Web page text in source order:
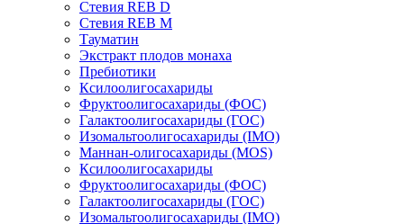
Стевия REB D
Стевия REB M
Тауматин
Экстракт плодов монаха
Пребиотики
Ксилоолигосахариды
Фруктоолигосахариды (ФОС)
Галактоолигосахариды (ГОС)
Изомальтоолигосахариды (IMO)
Маннан-олигосахариды (MOS)
Ксилоолигосахариды
Фруктоолигосахариды (ФОС)
Галактоолигосахариды (ГОС)
Изомальтоолигосахариды (IMO)